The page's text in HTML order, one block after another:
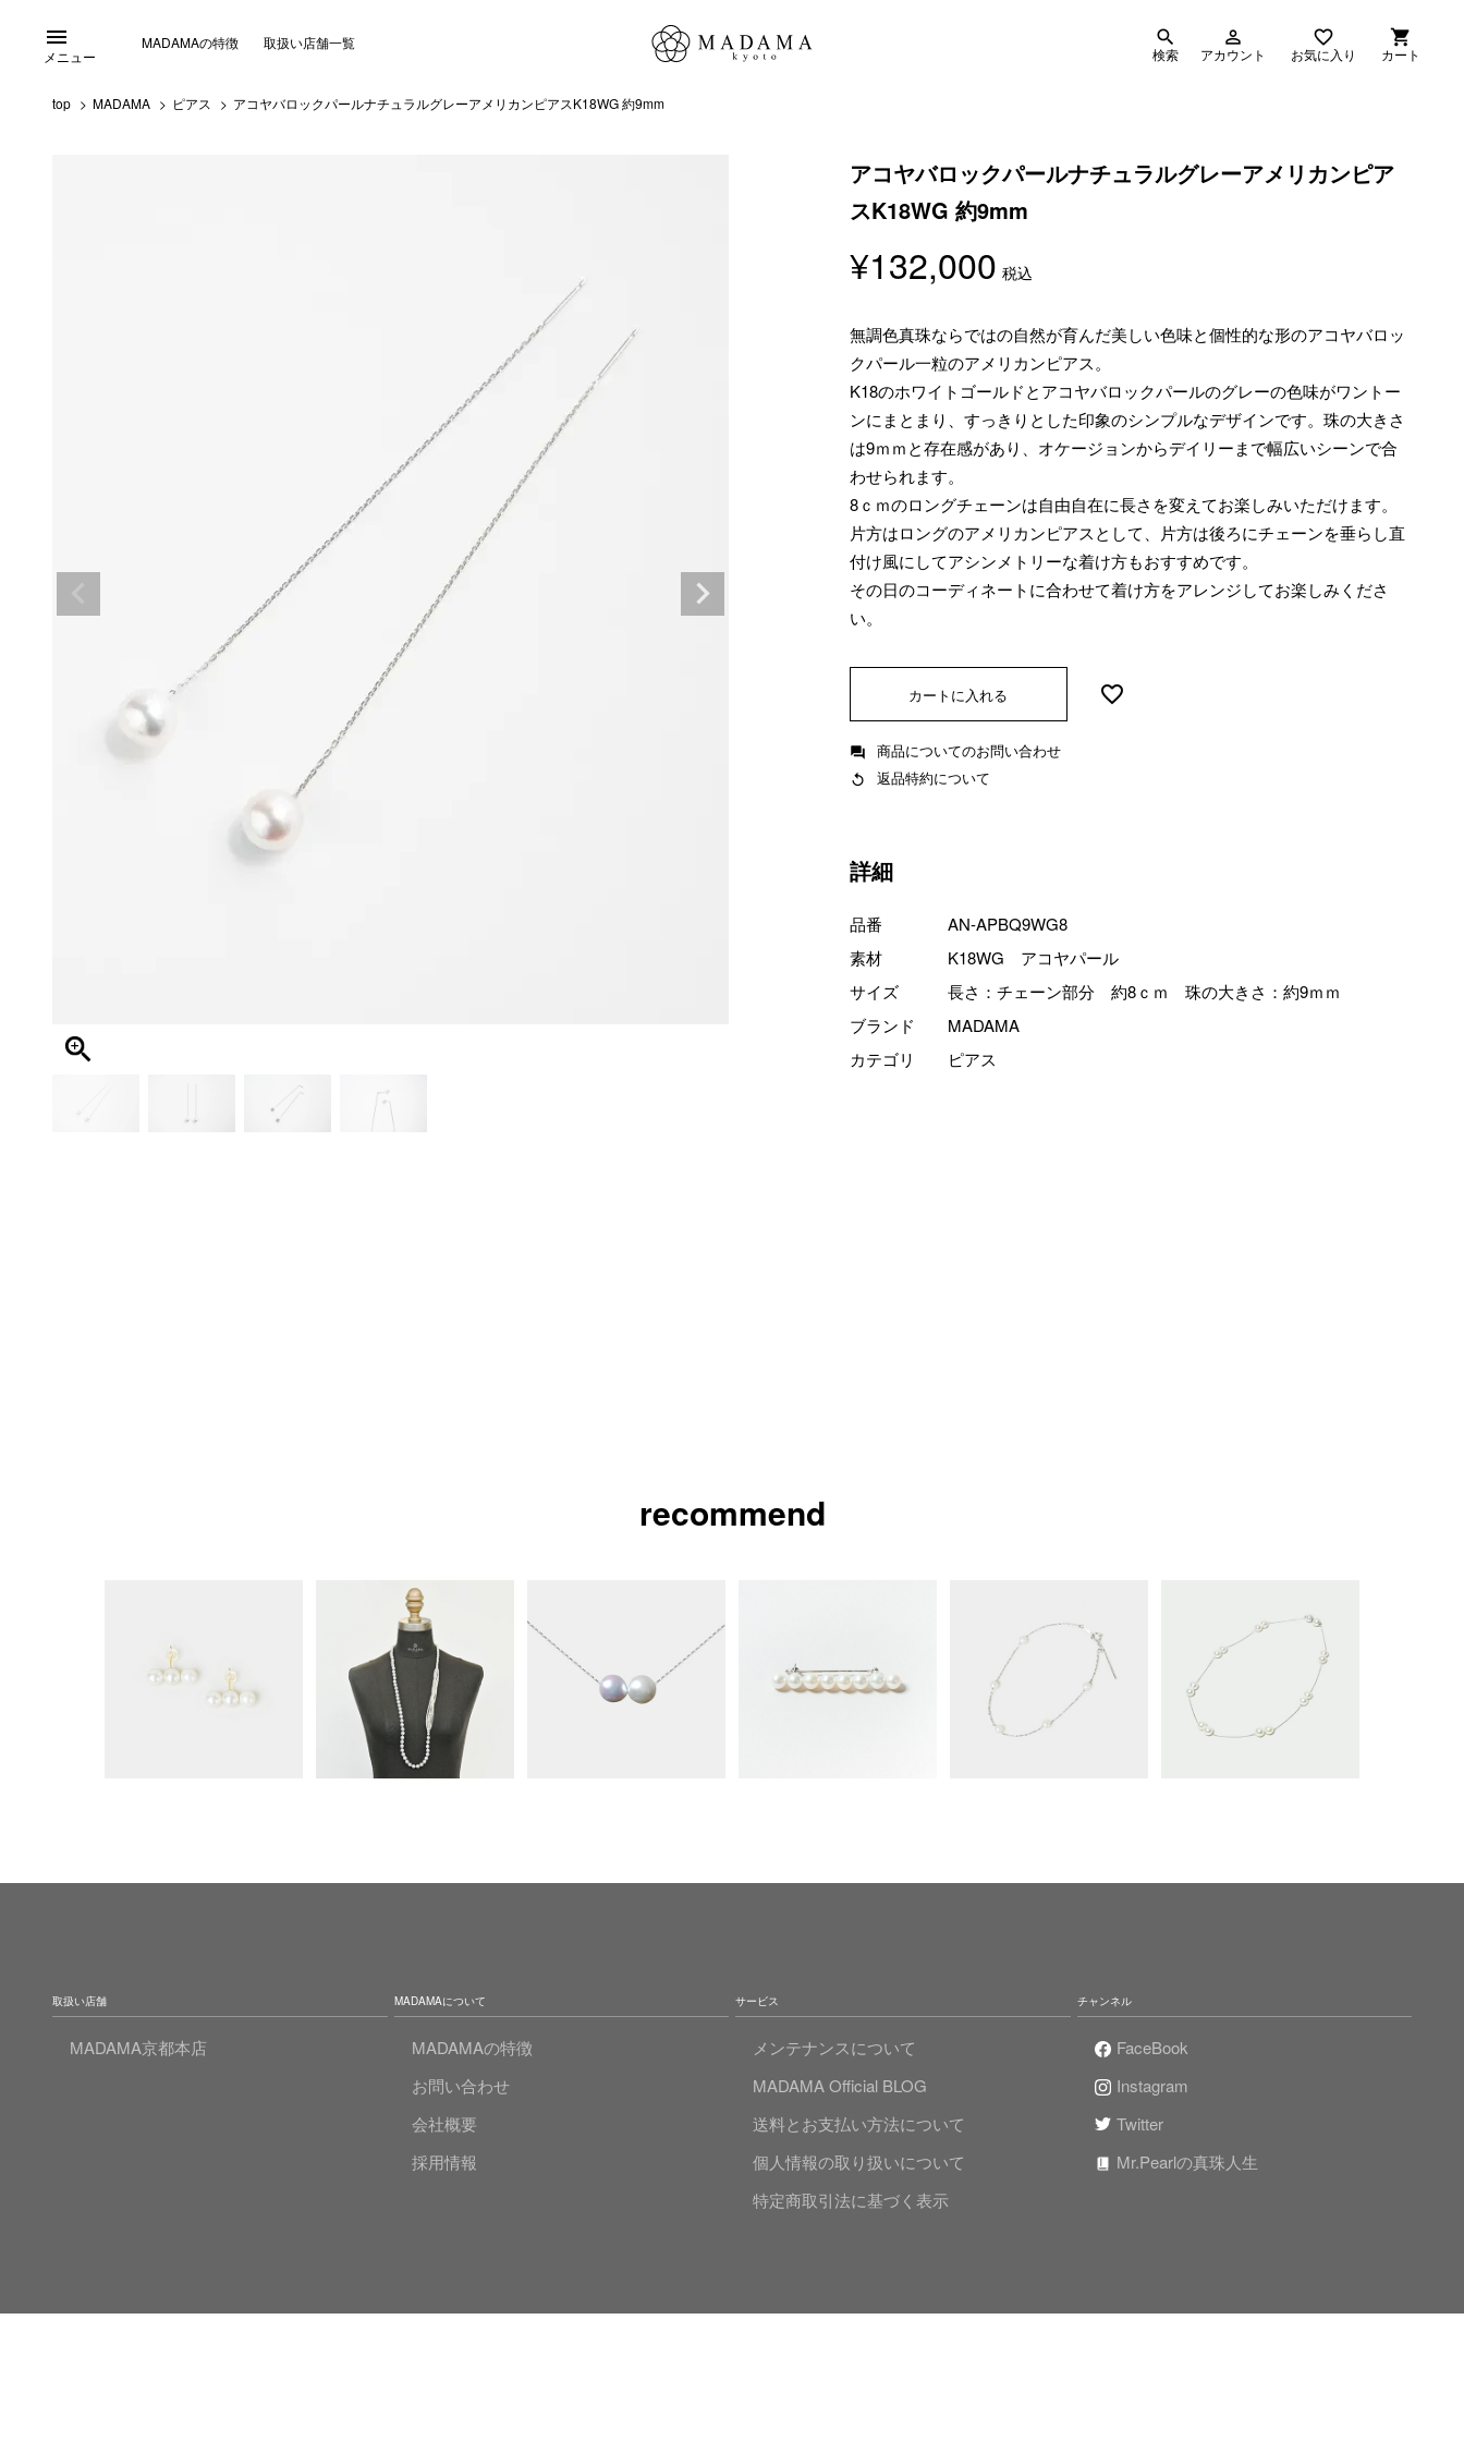
menu
メニュー
MADAMAの特徴 取扱い店舗一覧 search
検索
person_outline
アカウント
favorite_border
お気に入り
shopping_cart
カート
top MADAMA ピアス アコヤバロックパールナチュラルグレーアメリカンピアスK18WG 約9mm
アコヤバロックパールナチュラルグレーアメリカンピア
スK18WG 約9mm
¥132,000 税込
無調色真珠ならではの自然が育んだ美しい色味と個性的な形のアコヤバロッ
クパール一粒のアメリカンピアス。
K18のホワイトゴールドとアコヤバロックパールのグレーの色味がワントー
ンにまとまり、すっきりとした印象のシンプルなデザインです。珠の大きさ
は9ｍｍと存在感があり、オケージョンからデイリーまで幅広いシーンで合
わせられます。
8ｃｍのロングチェーンは自由自在に長さを変えてお楽しみいただけます。
片方はロングのアメリカンピアスとして、片方は後ろにチェーンを垂らし直
付け風にしてアシンメトリーな着け方もおすすめです。
その日のコーディネートに合わせて着け方をアレンジしてお楽しみくださ
い。
カートに入れる
商品についてのお問い合わせ
返品特約について
詳細
品番
AN-APBQ9WG8
素材
K18WG アコヤパール
サイズ
長さ：チェーン部分 約8ｃｍ 珠の大きさ：約9ｍｍ
ブランド
MADAMA
カテゴリ
ピアス
recommend
取扱い店舗
MADAMA京都本店
MADAMAについて
MADAMAの特徴
お問い合わせ
会社概要
採用情報
サービス
メンテナンスについて
MADAMA Official BLOG
送料とお支払い方法について
個人情報の取り扱いについて
特定商取引法に基づく表示
チャンネル
FaceBook
Instagram
Twitter
Mr.Pearlの真珠人生